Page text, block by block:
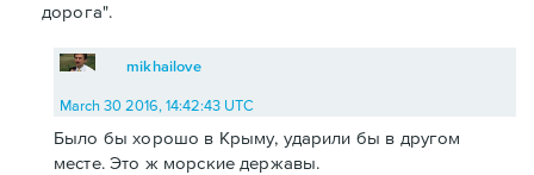
дорога".
mikhailove
March 30 2016, 14:42:43 UTC
Было бы хорошо в Крыму, ударили бы в другом
месте. Это ж морские державы.